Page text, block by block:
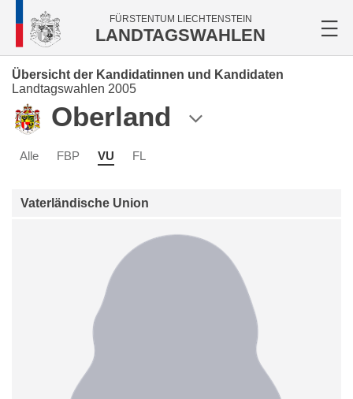
FÜRSTENTUM LIECHTENSTEIN
LANDTAGSWAHLEN
Übersicht der Kandidatinnen und Kandidaten
Landtagswahlen 2005
Oberland
Alle FBP VU FL
Vaterländische Union